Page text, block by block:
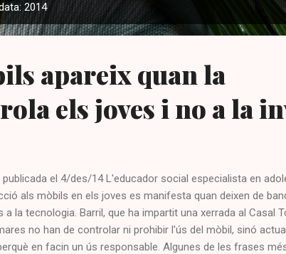
2014
apareix quan la
els joves i no a la
el 4/des/14 L'educador social especialista en
als mòbils en els joves es manifesta quan deixen de
la tecnologia. Barril, que ha impartit una xerrada al Casal
no han de controlar ni prohibir l'ús del mòbil, sinó
en facin un ús responsable. Algunes de les frases